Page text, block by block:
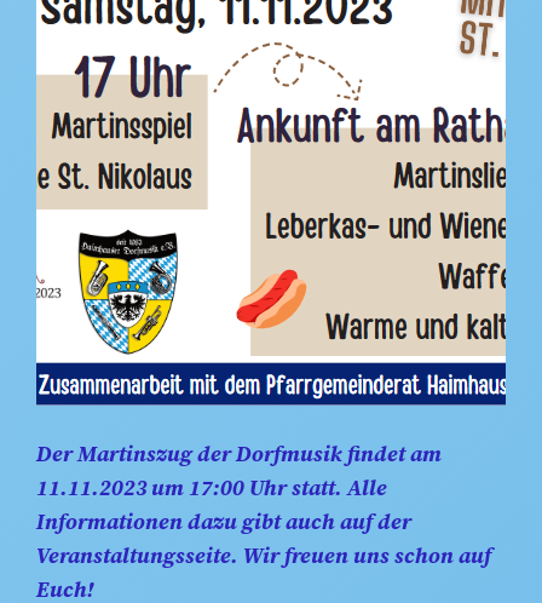
Der Martinszug der Dorfmusik findet am
11.11.2023 um 17:00 Uhr statt. Alle
Informationen dazu gibt auch auf der
Veranstaltungsseite. Wir freuen uns schon auf
Euch!